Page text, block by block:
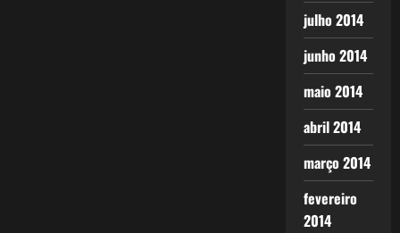
julho 2014
junho 2014
maio 2014
abril 2014
março 2014
fevereiro
2014